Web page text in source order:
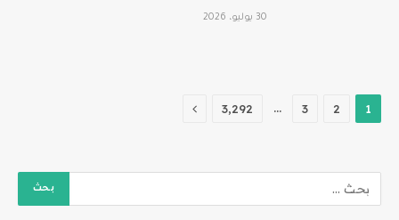
30 يوليو، 2026
1
2
3
… 3٬292 التالي